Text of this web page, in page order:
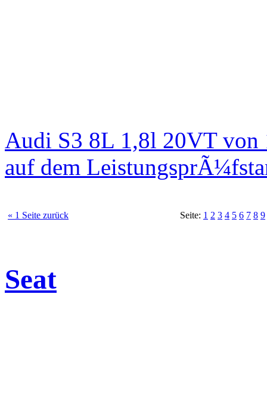
Audi S3 8L 1,8l 20VT von
auf dem
« 1 Seite zurück Seite: 1 2 3 4 5 6 7 8 9
Seat